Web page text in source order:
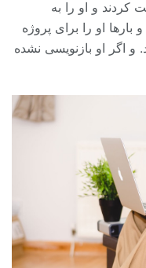
کردند و او را به
بارها او را برای پروژه
و اگر او بازنویسی نشده